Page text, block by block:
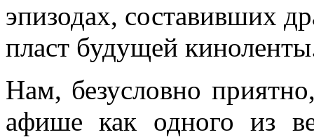
эпизодах, составивших
пласт будущей
Нам, безусловно
афише как одного из